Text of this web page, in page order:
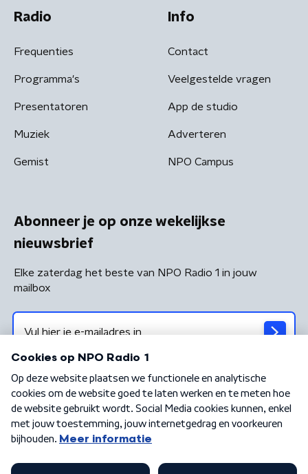
Radio
Frequenties
Programma's
Presentatoren
Muziek
Gemist
Info
Contact
Veelgestelde vragen
App de studio
Adverteren
NPO Campus
Abonneer je op onze wekelijkse
nieuwsbrief
Elke zaterdag het beste van NPO Radio 1 in jouw
mailbox
Algemene voorwaarden